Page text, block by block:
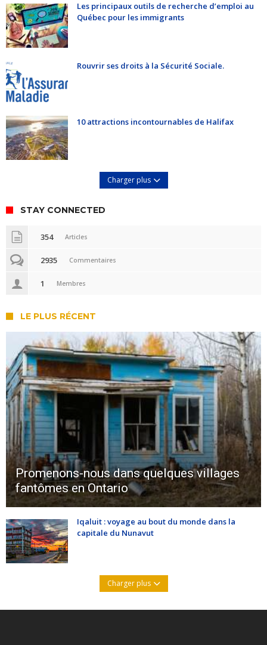
Les principaux outils de recherche d’emploi au
Québec pour les immigrants
Rouvrir ses droits à la Sécurité Sociale.
10 attractions incontournables de Halifax
Charger plus
STAY CONNECTED
354 Articles
2935 Commentaires
1 Membres
LE PLUS RÉCENT
Promenons-nous dans quelques villages
fantômes en Ontario
Iqaluit : voyage au bout du monde dans la
capitale du Nunavut
Charger plus